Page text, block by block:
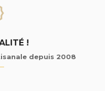
!
depuis 2008